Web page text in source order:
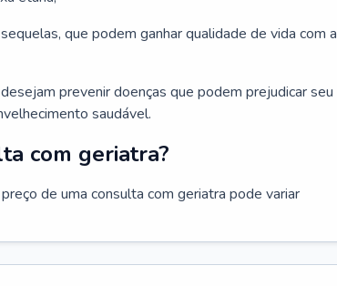
que podem ganhar qualidade de vida com a
prevenir doenças que podem prejudicar seu
saudável.
com geriatra?
de uma consulta com geriatra pode variar